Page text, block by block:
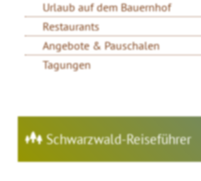
Urlaub auf dem Bauernhof
Restaurants
Angebote & Pauschalen
Tagungen
Schwarzwald-Reiseführer